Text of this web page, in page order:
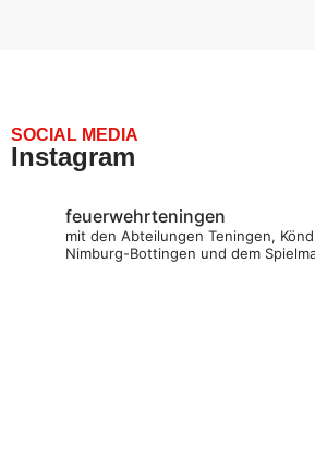
SOCIAL MEDIA
Instagram
feuerwehrteningen
mit den Abteilungen Teningen,
Nimburg-Bottingen und dem